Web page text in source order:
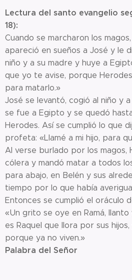
Lectura del santo evangelio
18):
Cuando se marcharon los
apareció en sueños a José y le
niño y a su madre y huye a
que yo te avise, porque
para matarlo.»
José se levantó, cogió al niño y
se fue a Egipto y se quedó
Herodes. Así se cumplió lo que
profeta: «Llamé a mi hijo, para
Al verse burlado por los magos,
cólera y mandó matar a todos
para abajo, en Belén y sus
tiempo por lo que había
Entonces se cumplió el oráculo
«Un grito se oye en Ramá,
es Raquel que llora por sus
porque ya no viven.»
Palabra del Señor